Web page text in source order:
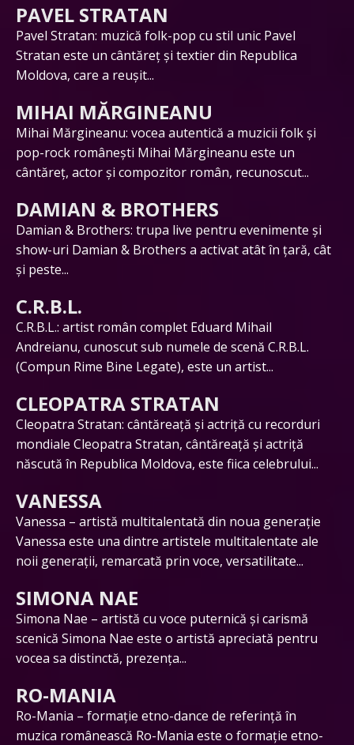
PAVEL STRATAN
Pavel Stratan: muzică folk-pop cu stil unic Pavel
Stratan este un cântăreț și textier din Republica
Moldova, care a reușit...
MIHAI MĂRGINEANU
Mihai Mărgineanu: vocea autentică a muzicii folk și
pop-rock românești Mihai Mărgineanu este un
cântăreț, actor și compozitor român, recunoscut...
DAMIAN & BROTHERS
Damian & Brothers: trupa live pentru evenimente și
show-uri Damian & Brothers a activat atât în țară, cât
și peste...
C.R.B.L.
C.R.B.L.: artist român complet Eduard Mihail
Andreianu, cunoscut sub numele de scenă C.R.B.L.
(Compun Rime Bine Legate), este un artist...
CLEOPATRA STRATAN
Cleopatra Stratan: cântăreață și actriță cu recorduri
mondiale Cleopatra Stratan, cântăreață și actriță
născută în Republica Moldova, este fiica celebrului...
VANESSA
Vanessa – artistă multitalentată din noua generație
Vanessa este una dintre artistele multitalentate ale
noii generații, remarcată prin voce, versatilitate...
SIMONA NAE
Simona Nae – artistă cu voce puternică și carismă
scenică Simona Nae este o artistă apreciată pentru
vocea sa distinctă, prezența...
RO-MANIA
Ro-Mania – formație etno-dance de referință în
muzica românească Ro-Mania este o formație etno-